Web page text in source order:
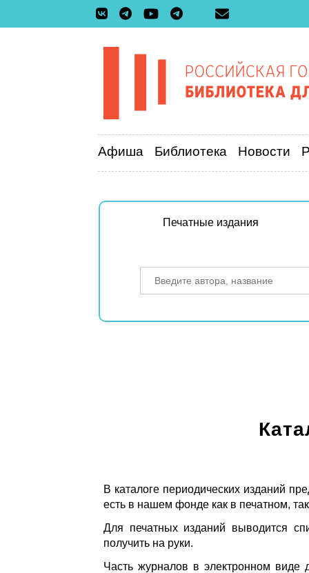
Афиша Библиотека Новости
Печатные издания
В каталоге периодических изданий
есть в нашем фонде как в печатном,
Для печатных изданий выводится
получить на руки.
Часть журналов в электронном виде